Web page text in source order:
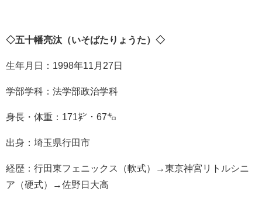
◇五十幡亮汰（いそばたりょうた）◇
生年月日：1998年11月27日
学部学科：法学部政治学科
身長・体重：171㌢・67㌔
出身：埼玉県行田市
経歴：行田東フェニックス（軟式）→東京神宮リトルシニ
ア（硬式）→佐野日大高